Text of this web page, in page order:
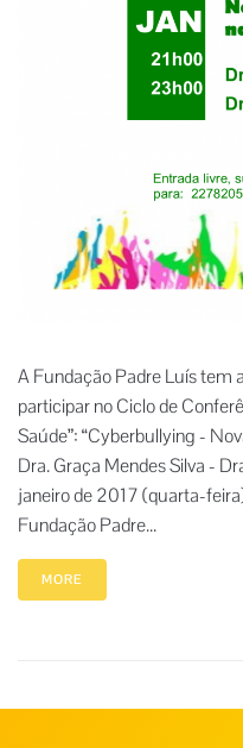
A Fundação Padre Luís tem
participar no Ciclo de
Saúde”: “Cyberbullying -
Dra. Graça Mendes Silva -
janeiro de 2017 (quarta-
Fundação Padre...
MORE